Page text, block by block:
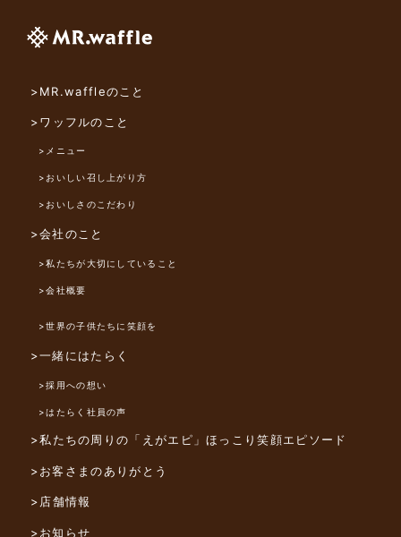
>MR.waffleのこと
>ワッフルのこと
>メニュー
>おいしい召し上がり方
>おいしさのこだわり
>会社のこと
>私たちが大切にしていること
>会社概要
>世界の子供たちに笑顔を
>一緒にはたらく
>採用への想い
>はたらく社員の声
>私たちの周りの「えがエピ」ほっこり笑顔エピソード
>お客さまのありがとう
>店舗情報
>お知らせ